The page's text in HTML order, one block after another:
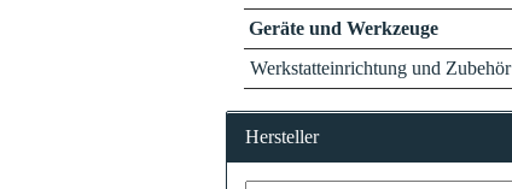
Geräte und Werkzeuge
Werkstatteinrichtung und Zubehör
Hersteller